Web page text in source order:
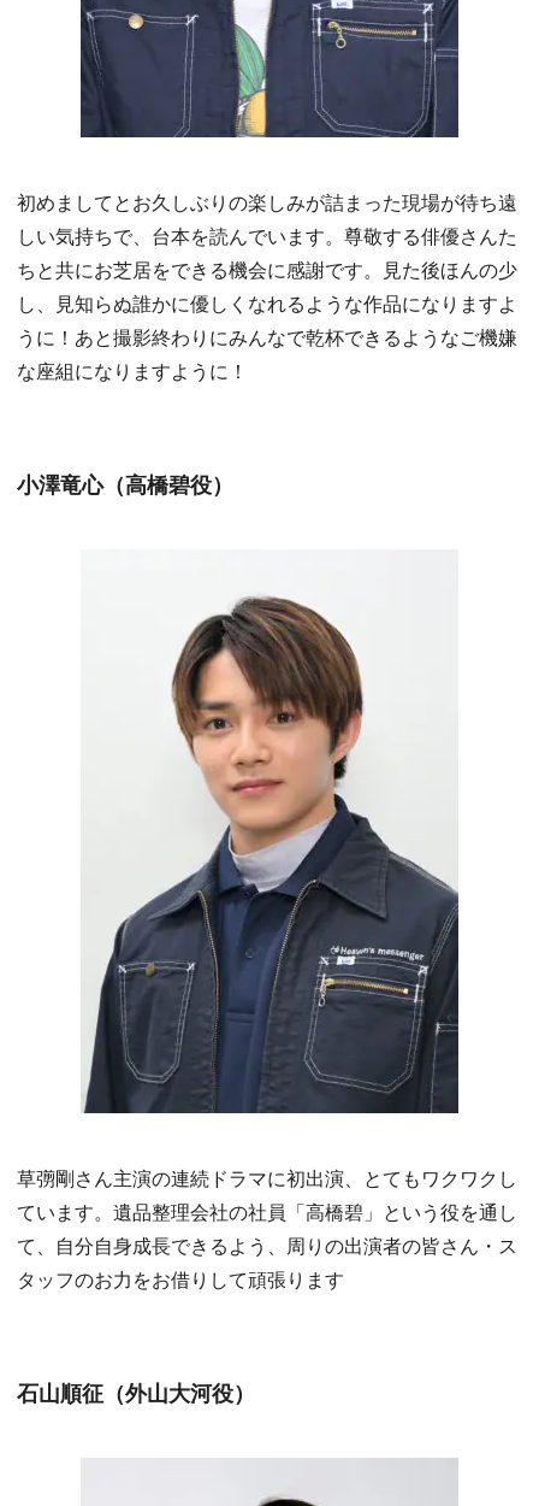
初めましてとお久しぶりの楽しみが詰まった現場が待ち遠
しい気持ちで、台本を読んでいます。尊敬する俳優さんた
ちと共にお芝居をできる機会に感謝です。見た後ほんの少
し、見知らぬ誰かに優しくなれるような作品になりますよ
うに！あと撮影終わりにみんなで乾杯できるようなご機嫌
な座組になりますように！
小澤竜心（高橋碧役）
草彅剛さん主演の連続ドラマに初出演、とてもワクワクし
ています。遺品整理会社の社員「高橋碧」という役を通し
て、自分自身成長できるよう、周りの出演者の皆さん・ス
タッフのお力をお借りして頑張ります
石山順征（外山大河役）